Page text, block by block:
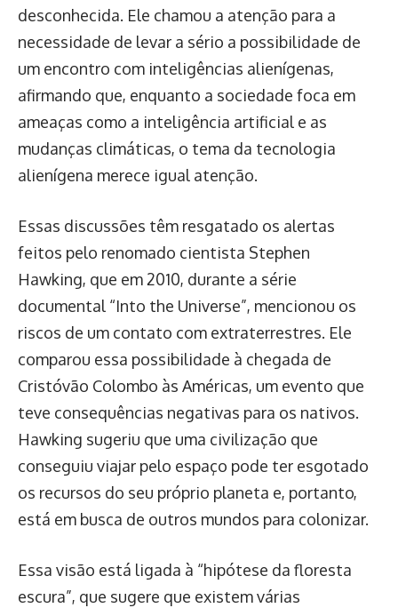
desconhecida. Ele chamou a atenção para a
necessidade de levar a sério a possibilidade de
um encontro com inteligências alienígenas,
afirmando que, enquanto a sociedade foca em
ameaças como a inteligência artificial e as
mudanças climáticas, o tema da tecnologia
alienígena merece igual atenção.
Essas discussões têm resgatado os alertas
feitos pelo renomado cientista Stephen
Hawking, que em 2010, durante a série
documental “Into the Universe”, mencionou os
riscos de um contato com extraterrestres. Ele
comparou essa possibilidade à chegada de
Cristóvão Colombo às Américas, um evento que
teve consequências negativas para os nativos.
Hawking sugeriu que uma civilização que
conseguiu viajar pelo espaço pode ter esgotado
os recursos do seu próprio planeta e, portanto,
está em busca de outros mundos para colonizar.
Essa visão está ligada à “hipótese da floresta
escura”, que sugere que existem várias